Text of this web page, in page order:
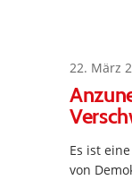
22. März
Es ist
von